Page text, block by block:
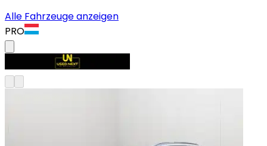
Alle Fahrzeuge anzeigen
PRO